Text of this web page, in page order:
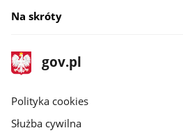
Na skróty
stopka
gov.pl
Strona
gov.pl
gov.pl
Polityka cookies
Służba cywilna